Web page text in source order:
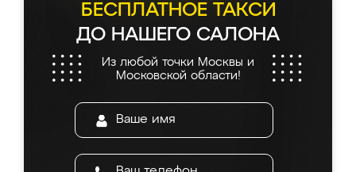
БЕСПЛАТНОЕ ТАКСИ
ДО НАШЕГО САЛОНА
Из любой точки Москвы и
Московской области!